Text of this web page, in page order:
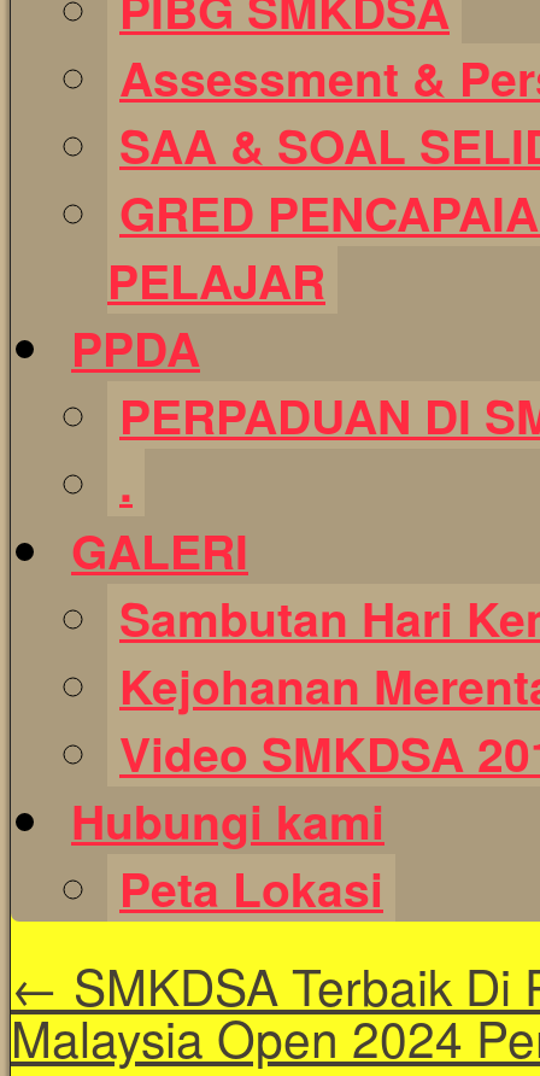
Assessment &
SAA & SOAL
GRED
PELAJAR
PPDA
PERPADUAN DI
.
GALERI
Sambutan Hari
Kejohanan
Video SMKDSA
Hubungi kami
Peta Lokasi
← SMKDSA Terbaik
Malaysia Open 2024